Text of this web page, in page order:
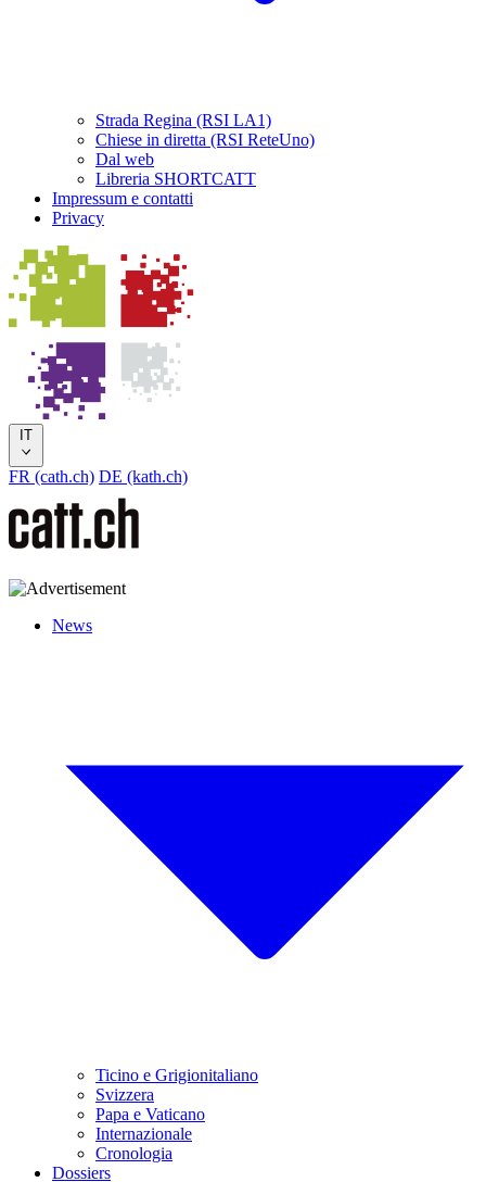
Strada Regina (RSI LA1)
Chiese in diretta (RSI ReteUno)
Dal web
Libreria SHORTCATT
Impressum e contatti
Privacy
IT
FR (cath.ch) DE (kath.ch)
News
Ticino e Grigionitaliano
Svizzera
Papa e Vaticano
Internazionale
Cronologia
Dossiers